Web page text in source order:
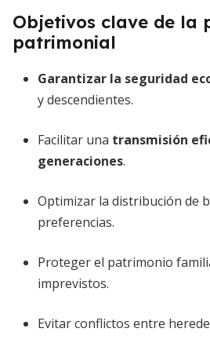
Objetivos clave de la
patrimonial
Garantizar la seguridad
y descendientes.
Facilitar una transmisión
generaciones.
Optimizar la distribución de
preferencias.
Proteger el patrimonio
imprevistos.
Evitar conflictos entre